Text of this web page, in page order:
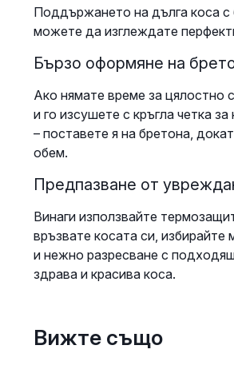
Поддържането на дълга коса с
можете да изглеждате
Бързо оформяне на
Ако нямате време за цялостно
и го изсушете с кръгла четка
– поставете я на бретона,
обем.
Предпазване от
Винаги използвайте
връзвате косата си,
и нежно разресване с
здрава и красива коса.
Вижте също